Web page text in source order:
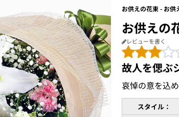
お供えの花束 - お供
お供えの
レビューを書く
故人を偲ぶ
哀悼の意を込
スタイル：